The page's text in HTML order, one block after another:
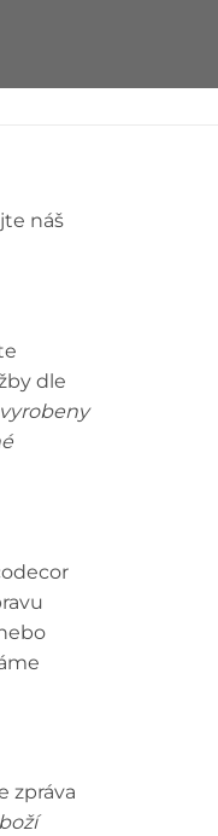
náš
dle
zpráva